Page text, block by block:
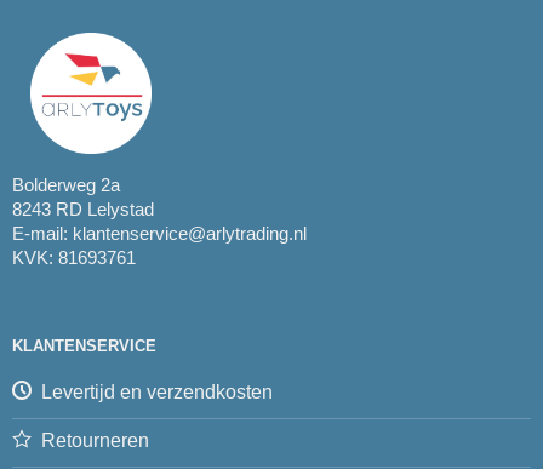
Bolderweg 2a
8243 RD Lelystad
E-mail: klantenservice@arlytrading.nl
KVK: 81693761
KLANTENSERVICE
Levertijd en verzendkosten
Retourneren